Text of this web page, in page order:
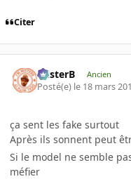
Citer
misterB Ancien
Posté(e) le 18 mars
ça sent les fake surtout
Après ils sonnent peut
Si le model ne semble
méfier